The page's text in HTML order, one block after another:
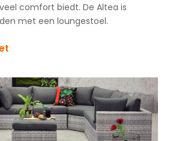
comfort biedt. De Altea is
met een loungestoel.